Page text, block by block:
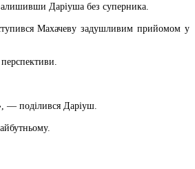
Даріуша без суперника.
Махачеву задушливим прийомом у
— поділився Даріуш.